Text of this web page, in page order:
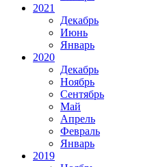
2021
Декабрь
Июнь
Январь
2020
Декабрь
Ноябрь
Сентябрь
Май
Апрель
Февраль
Январь
2019